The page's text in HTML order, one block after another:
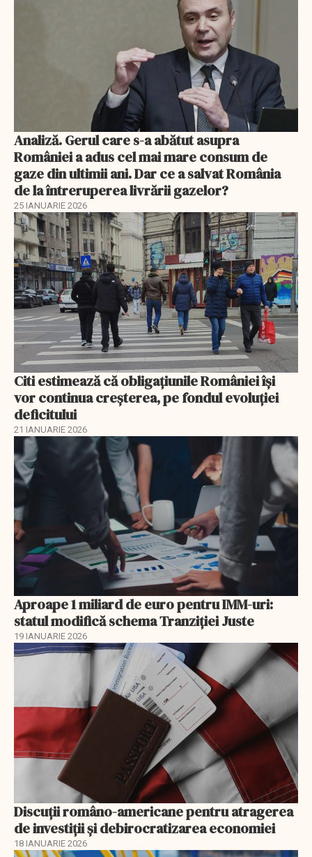
Analiză. Gerul care s-a abătut asupra
României a adus cel mai mare consum de
gaze din ultimii ani. Dar ce a salvat România
de la întreruperea livrării gazelor?
25 IANUARIE 2026
Citi estimează că obligațiunile României își
vor continua creșterea, pe fondul evoluției
deficitului
21 IANUARIE 2026
Aproape 1 miliard de euro pentru IMM-uri:
statul modifică schema Tranziției Juste
19 IANUARIE 2026
Discuţii româno-americane pentru atragerea
de investiţii şi debirocratizarea economiei
18 IANUARIE 2026